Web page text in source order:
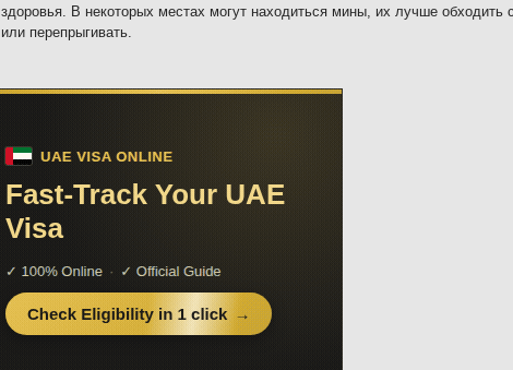
здоровья. В некоторых местах могут находиться мины, их лучше обходить
или перепрыгивать.